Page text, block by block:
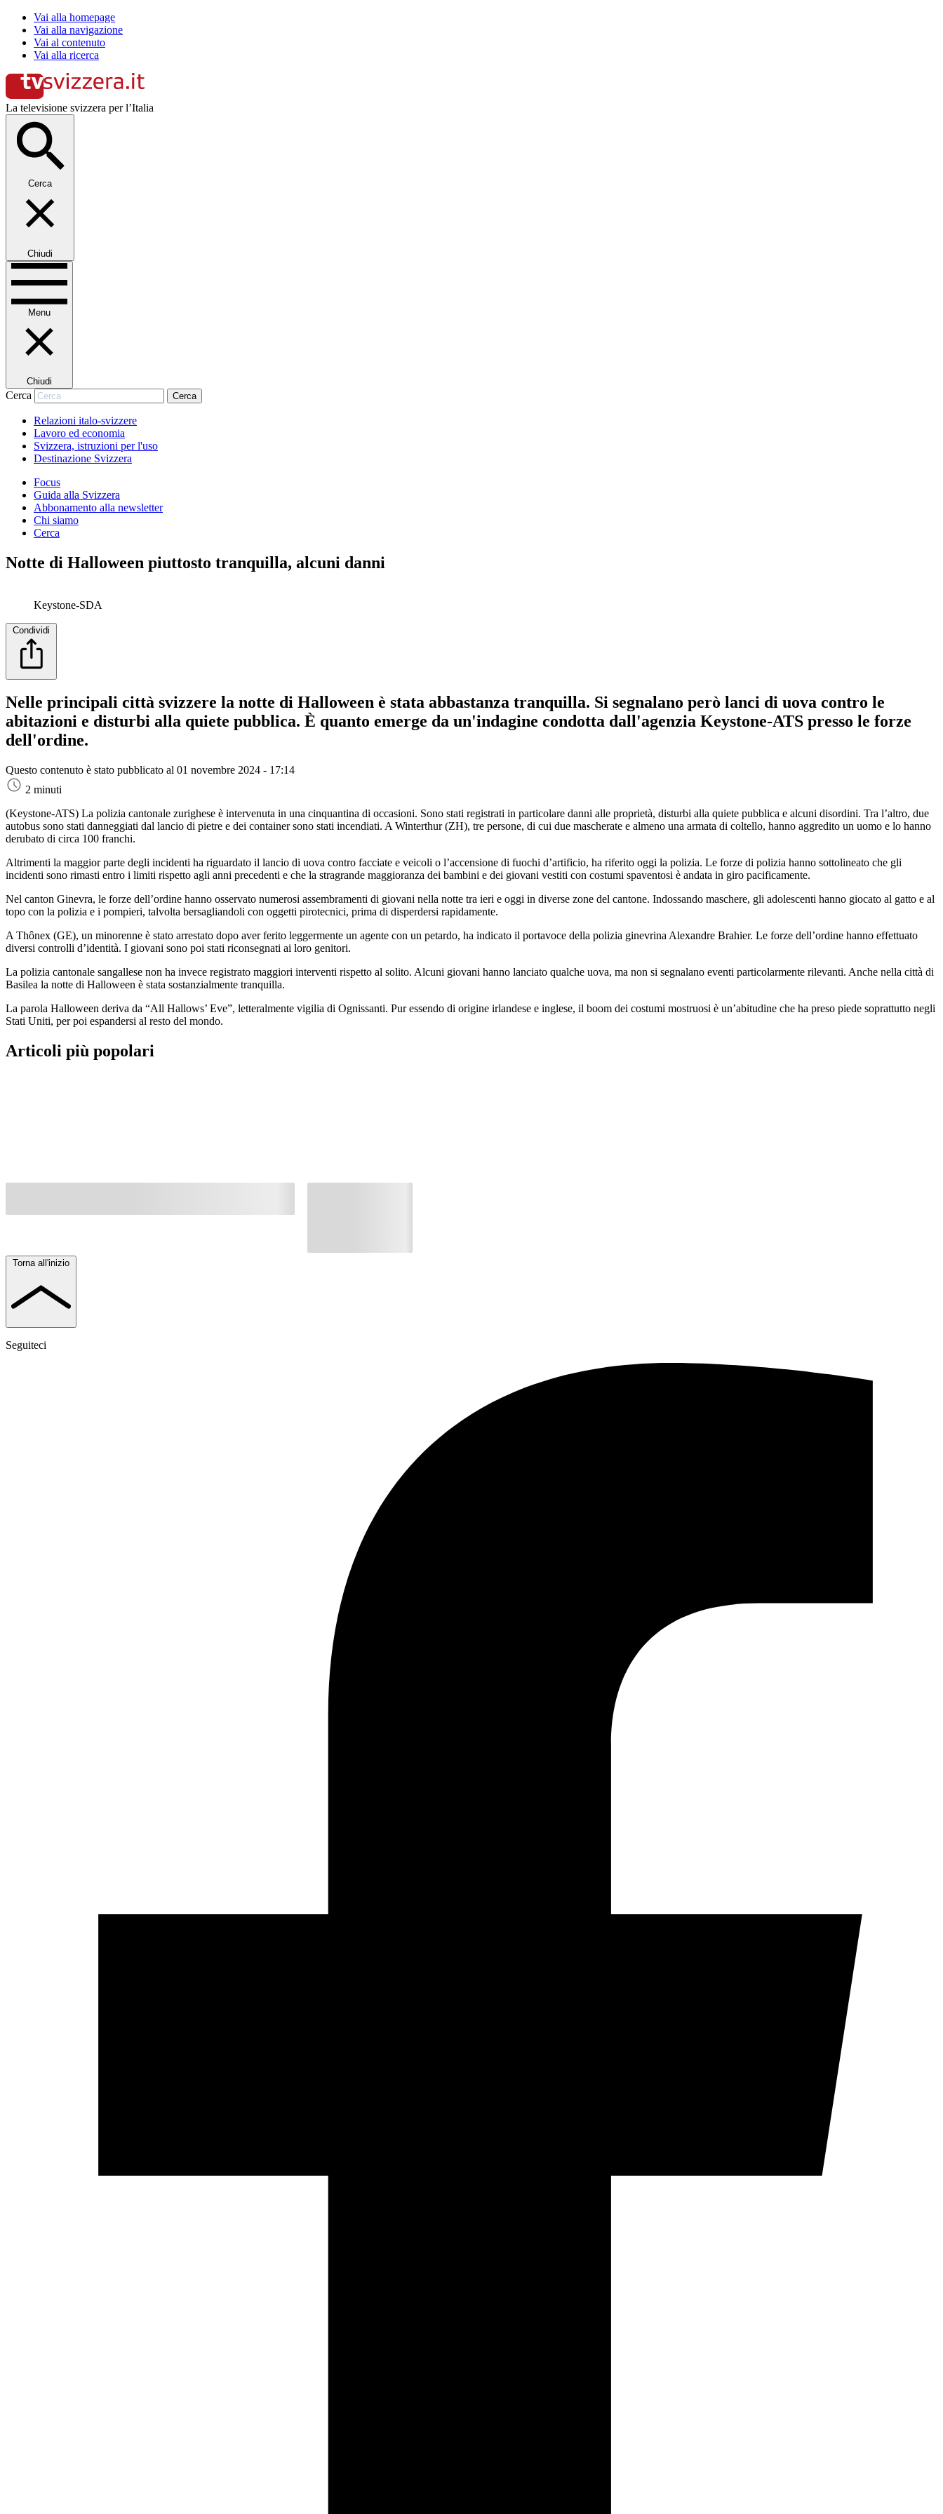
Vai alla homepage
Vai alla navigazione
Vai al contenuto
Vai alla ricerca
La televisione svizzera per l’Italia
Cerca
Chiudi
Menu
Chiudi
Cerca Cerca
Relazioni italo-svizzere
Lavoro ed economia
Svizzera, istruzioni per l'uso
Destinazione Svizzera
Focus
Guida alla Svizzera
Abbonamento alla newsletter
Chi siamo
Cerca
Notte di Halloween piuttosto tranquilla, alcuni danni
Keystone-SDA
Condividi
Nelle principali città svizzere la notte di Halloween è stata abbastanza tranquilla. Si segnalano però lanci di uova contro le
abitazioni e disturbi alla quiete pubblica. È quanto emerge da un'indagine condotta dall'agenzia Keystone-ATS presso le forze
dell'ordine.
Questo contenuto è stato pubblicato al 01 novembre 2024 - 17:14
2 minuti
(Keystone-ATS) La polizia cantonale zurighese è intervenuta in una cinquantina di occasioni. Sono stati registrati in particolare danni alle proprietà, disturbi alla quiete pubblica e alcuni disordini. Tra l’altro, due
autobus sono stati danneggiati dal lancio di pietre e dei container sono stati incendiati. A Winterthur (ZH), tre persone, di cui due mascherate e almeno una armata di coltello, hanno aggredito un uomo e lo hanno
derubato di circa 100 franchi.
Altrimenti la maggior parte degli incidenti ha riguardato il lancio di uova contro facciate e veicoli o l’accensione di fuochi d’artificio, ha riferito oggi la polizia. Le forze di polizia hanno sottolineato che gli
incidenti sono rimasti entro i limiti rispetto agli anni precedenti e che la stragrande maggioranza dei bambini e dei giovani vestiti con costumi spaventosi è andata in giro pacificamente.
Nel canton Ginevra, le forze dell’ordine hanno osservato numerosi assembramenti di giovani nella notte tra ieri e oggi in diverse zone del cantone. Indossando maschere, gli adolescenti hanno giocato al gatto e al
topo con la polizia e i pompieri, talvolta bersagliandoli con oggetti pirotecnici, prima di disperdersi rapidamente.
A Thônex (GE), un minorenne è stato arrestato dopo aver ferito leggermente un agente con un petardo, ha indicato il portavoce della polizia ginevrina Alexandre Brahier. Le forze dell’ordine hanno effettuato
diversi controlli d’identità. I giovani sono poi stati riconsegnati ai loro genitori.
La polizia cantonale sangallese non ha invece registrato maggiori interventi rispetto al solito. Alcuni giovani hanno lanciato qualche uova, ma non si segnalano eventi particolarmente rilevanti. Anche nella città di
Basilea la notte di Halloween è stata sostanzialmente tranquilla.
La parola Halloween deriva da “All Hallows’ Eve”, letteralmente vigilia di Ognissanti. Pur essendo di origine irlandese e inglese, il boom dei costumi mostruosi è un’abitudine che ha preso piede soprattutto negli
Stati Uniti, per poi espandersi al resto del mondo.
Articoli più popolari
Torna all'inizio
Seguiteci